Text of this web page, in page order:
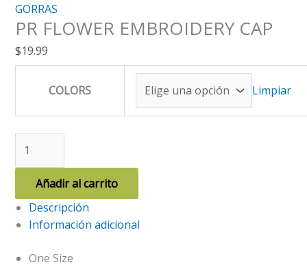
GORRAS
PR FLOWER EMBROIDERY CAP
$19.99
COLORS Limpiar
FLOWER
cantidad
Añadir al carrito
Descripción
Información adicional
One Size